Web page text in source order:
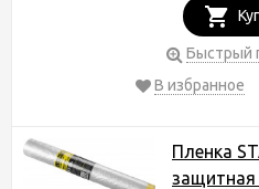
Быстрый
В избранное
Пленка
защитная